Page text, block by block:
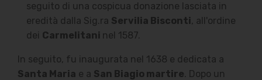
seguito di una cospicua donazione lasciata in
eredità dalla Sig.ra Servilia Bisconti, all'ordine
dei Carmelitani nel 1587.
In seguito, fu inaugurata nel 1638 e dedicata a
Santa Maria e a San Biagio martire. Dopo un